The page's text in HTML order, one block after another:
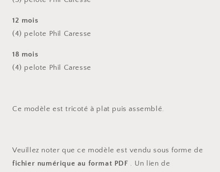
12 mois
(4) pelote Phil Caresse
18 mois
(4) pelote Phil Caresse
Ce modèle est tricoté à plat puis assemblé.
Veuillez noter que ce modèle est vendu sous forme de
fichier numérique au format PDF . Un lien de